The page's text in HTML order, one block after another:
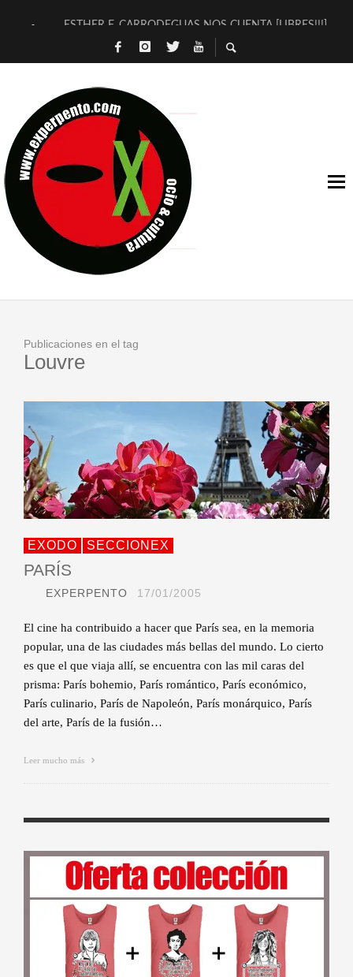
ESTHER F. CARRODEGUAS NOS CUENTA [LIBRES!!!]
[TERRA DE GUAPES] DE SANDRA MONFORT
TIMBRE 4, LA ESCUELA DEL DIRECTOR TEATRAL CLAUDIO
30 AÑOS (NO ES NADA) DE LA KATARSIS DEL TOMATAZO
MILITARES JUDÍAS EN #EXVITA
D’BALDOMEROS REINVENTAN [BITÁCORA 3.0] EN EXVITA
MARSHALL FLASH PRESENTA EN EXVITA [RELATIVA
JOFRE BARDAGÍ EN EXVITA INTERPRETANDO A SERRAT
Publicaciones en el tag
Louvre
EXODO SECCIONEX
PARÍS
EXPERPENTO 17/01/2005
El cine ha contribuido a hacer que París sea, en la memoria
popular, una de las ciudades más bellas del mundo. Lo cierto
es que el que viaja allí, se encuentra con las mil caras del
prisma: París bohemio, París romántico, París económico,
París culinario, París de Napoleón, París monárquico, París
del arte, París de la fusión…
Leer mucho más